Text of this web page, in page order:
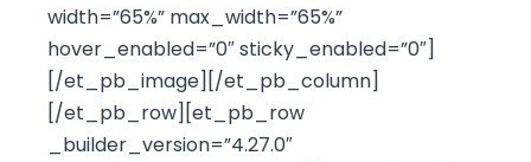
width=”65%” max_width=”65%”
hover_enabled=”0″ sticky_enabled=”0″]
[/et_pb_image][/et_pb_column]
[/et_pb_row][et_pb_row
_builder_version=”4.27.0″